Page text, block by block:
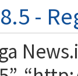
-